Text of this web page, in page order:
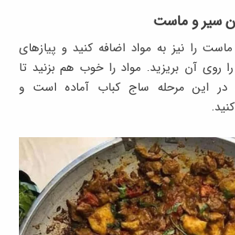
سیر و ماست
را نیز به مواد اضافه کنید و پیازهای
آن بریزید. مواد را خوب هم بزنید تا
در این مرحله ساج کباب آماده است و